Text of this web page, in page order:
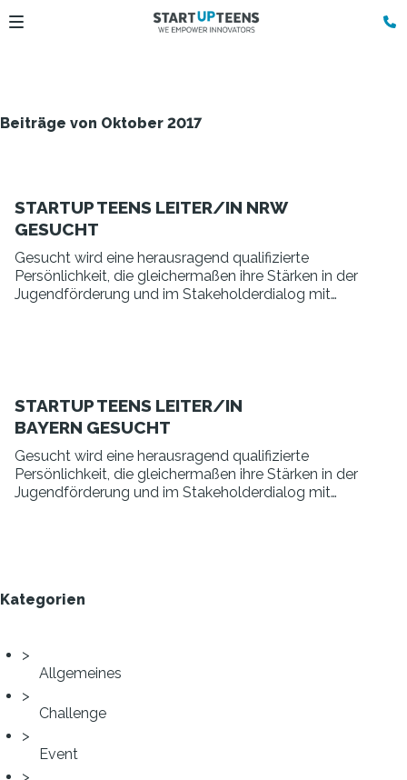
Beiträge von Oktober 2017
STARTUP TEENS LEITER/IN NRW
GESUCHT
Gesucht wird eine herausragend qualifizierte
Persönlichkeit, die gleichermaßen ihre Stärken in der
Jugendförderung und im Stakeholderdialog mit
STARTUP TEENS LEITER/IN
BAYERN GESUCHT
Gesucht wird eine herausragend qualifizierte
Persönlichkeit, die gleichermaßen ihre Stärken in der
Jugendförderung und im Stakeholderdialog mit
Kategorien
Allgemeines
Challenge
Event